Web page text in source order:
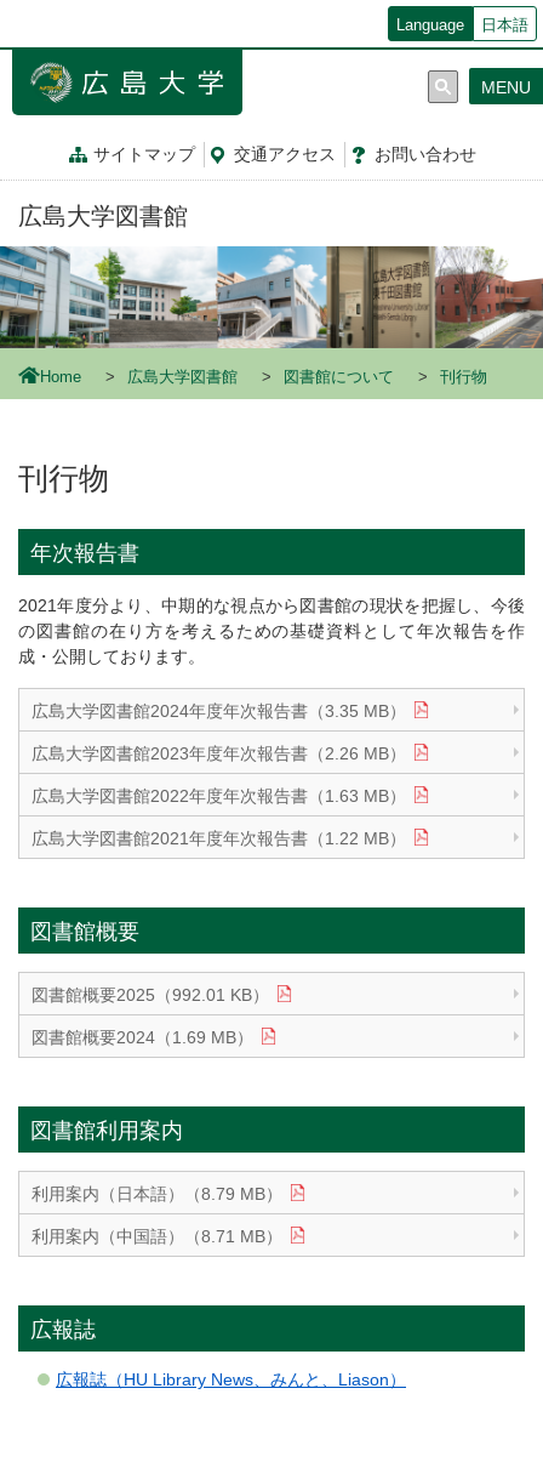
ン
動
Language 日本語
サイトマップ 交通アクセス お問い合わせ
MENU
広島大学図書館
Home 広島大学図書館 図書館について 刊行物
刊行物
年次報告書
2021年度分より、中期的な視点から図書館の現状を把握し、今後
の図書館の在り⽅を考えるための基礎資料として年次報告を作
成・公開しております。
広島大学図書館2024年度年次報告書（3.35 MB）
広島大学図書館2023年度年次報告書（2.26 MB）
広島大学図書館2022年度年次報告書（1.63 MB）
広島大学図書館2021年度年次報告書（1.22 MB）
図書館概要
図書館概要2025（992.01 KB）
図書館概要2024（1.69 MB）
図書館利用案内
利用案内（日本語）（8.79 MB）
利用案内（中国語）（8.71 MB）
広報誌
広報誌（HU Library News、みんと、Liason）